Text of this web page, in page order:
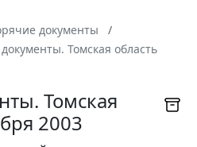
документы
Томская область
Томская
2003